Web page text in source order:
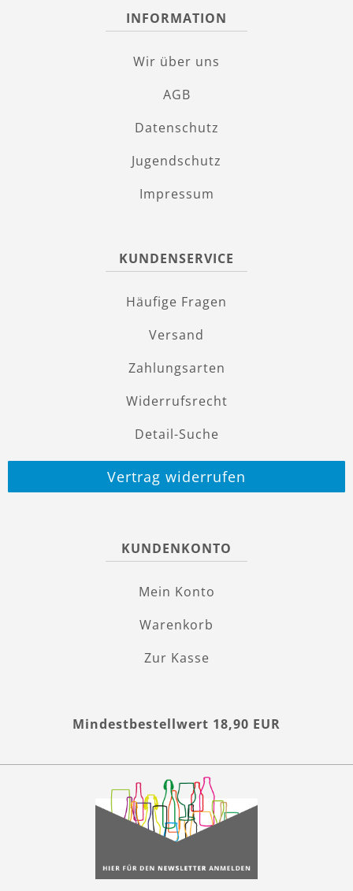
INFORMATION
Wir über uns
AGB
Datenschutz
Jugendschutz
Impressum
KUNDENSERVICE
Häufige Fragen
Versand
Zahlungsarten
Widerrufsrecht
Detail-Suche
Vertrag widerrufen
KUNDENKONTO
Mein Konto
Warenkorb
Zur Kasse
Mindestbestellwert 18,90 EUR